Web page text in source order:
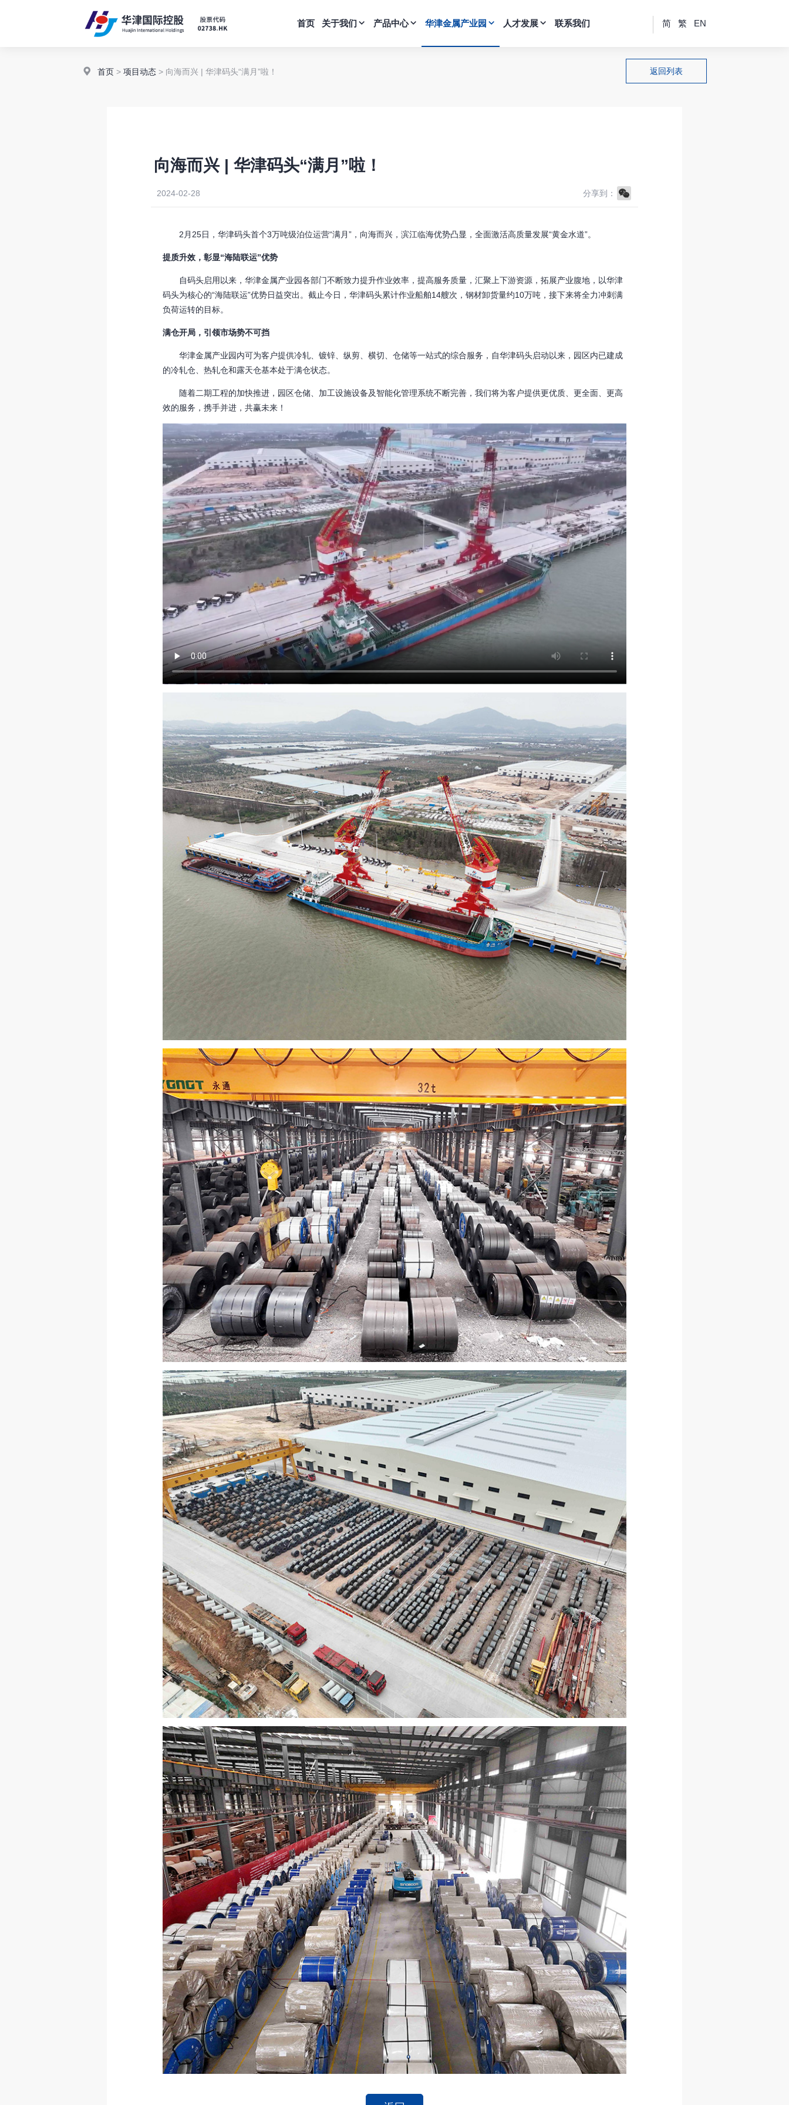
首页 关于我们 产品中心 华津金属产业园 人才发展 联系我们 简 繁 EN
首页> 项目动态> 向海而兴 | 华津码头“满月”啦！ 返回列表
向海而兴 | 华津码头“满月”啦！
2024-02-28 分享到：
2月25日，华津码头首个3万吨级泊位运营“满月”，向海而兴，滨江临海优势凸显，全面激活高质量发展“黄金水道”。
提质升效，彰显“海陆联运”优势
自码头启用以来，华津金属产业园各部门不断致力提升作业效率，提高服务质量，汇聚上下游资源，拓展产业腹地，以华津
码头为核心的“海陆联运”优势日益突出。截止今日，华津码头累计作业船舶14艘次，钢材卸货量约10万吨，接下来将全力冲刺满
负荷运转的目标。
满仓开局，引领市场势不可挡
华津金属产业园内可为客户提供冷轧、镀锌、纵剪、横切、仓储等一站式的综合服务，自华津码头启动以来，园区内已建成
的冷轧仓、热轧仓和露天仓基本处于满仓状态。
随着二期工程的加快推进，园区仓储、加工设施设备及智能化管理系统不断完善，我们将为客户提供更优质、更全面、更高
效的服务，携手并进，共赢未来！